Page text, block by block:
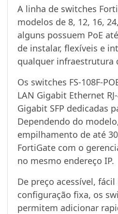
A linha de switches
modelos de 8, 12, 16,
alguns possuem PoE
de instalar, flexíveis e
qualquer infraestrutura
Os switches FS-108F-
LAN Gigabit Ethernet
Gigabit SFP dedicadas
Dependendo do
empilhamento de até
FortiGate com o
no mesmo endereço IP.
De preço acessível,
configuração fixa, os
permitem adicionar